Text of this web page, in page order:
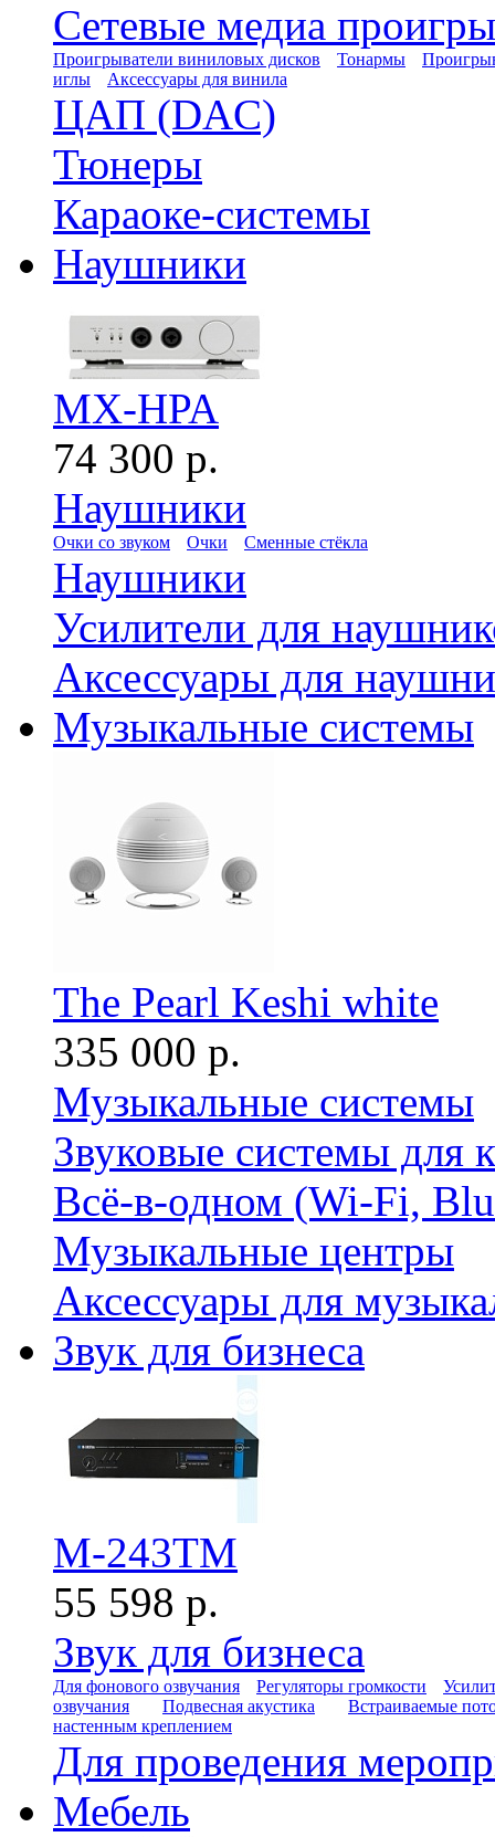
Сетевые медиа
Проигрыватели виниловых дисков Тонармы
иглы
Аксессуары для винила
ЦАП (DAC)
Тюнеры
Караоке-системы
Наушники
MX-HPA
74 300 р.
Наушники
Очки со звуком Очки Сменные стёкла
Наушники
Усилители для
Аксессуары для
Музыкальные системы
The Pearl Keshi white
335 000 р.
Музыкальные системы
Звуковые системы для
Всё-в-одном (Wi-Fi,
Музыкальные центры
Аксессуары для
Звук для бизнеса
M-243TM
55 598 р.
Звук для бизнеса
Для фонового озвучания Регуляторы громкости
озвучания
Подвесная акустика
Встраиваемые
настенным креплением
Для проведения
Мебель